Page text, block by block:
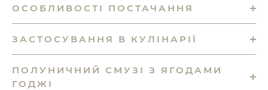
ОСОБЛИВОСТІ ПОСТАЧАННЯ
ЗАСТОСУВАННЯ В КУЛІНАРІЇ
ПОЛУНИЧНИЙ СМУЗІ З ЯГОДАМИ
ГОДЖІ